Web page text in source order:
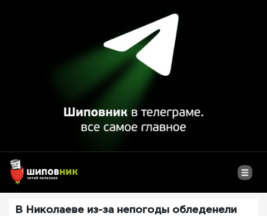
В Николаеве из-за непогоды обледенели